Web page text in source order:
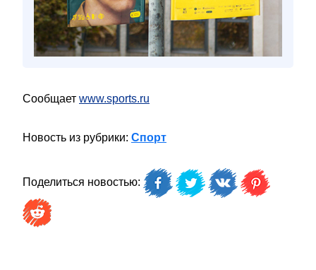
Сообщает www.sports.ru
Новость из рубрики: Спорт
Поделиться новостью: